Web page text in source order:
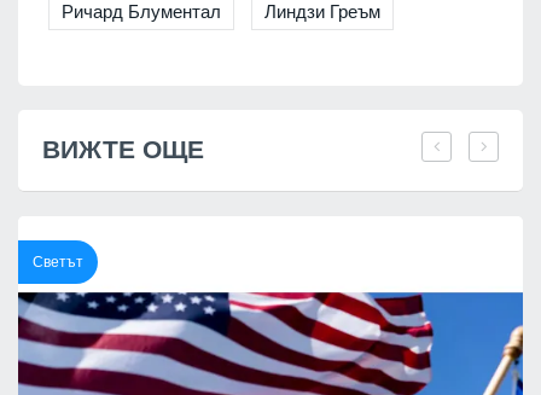
Ричард Блументал Линдзи Греъм
ВИЖТЕ ОЩЕ
Светът